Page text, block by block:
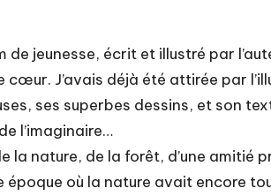
de jeunesse, écrit et illustré par
cœur. J’avais déjà été attirée par
ses superbes dessins, et son
l’imaginaire…
la nature, de la forêt, d’une amitié
époque où la nature avait encore